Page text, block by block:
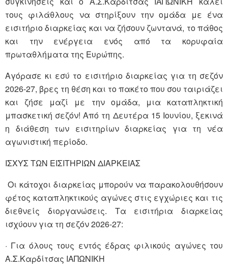
τους φιλάθλους να στηρίξουν την ομάδα με ένα
εισιτήριο διαρκείας και να ζήσουν ζωντανά, το πάθος
και την ενέργεια ενός από τα κορυφαία
πρωταθλήματα της Ευρώπης.
Αγόρασε κι εσύ το εισιτήριο διαρκείας για τη σεζόν
2026-27, βρες τη θέση και το πακέτο που σου ταιριάζει
και ζήσε μαζί με την ομάδα, μια καταπληκτική
μπασκετική σεζόν! Από τη Δευτέρα 15 Ιουνίου, ξεκινά
η διάθεση των εισιτηρίων διαρκείας για τη νέα
αγωνιστική περίοδο.
ΙΣΧΥΣ ΤΩΝ ΕΙΣΙΤΗΡΙΩΝ ΔΙΑΡΚΕΙΑΣ
Οι κάτοχοι διαρκείας μπορούν να παρακολουθήσουν
φέτος καταπληκτικούς αγώνες στις εγχώριες και τις
διεθνείς διοργανώσεις. Τα εισιτήρια διαρκείας
ισχύουν για τη σεζόν 2026-27:
· Για όλους τους εντός έδρας φιλικούς αγώνες του
Α.Σ.Καρδίτσας ΙΑΠΩΝΙΚΗ